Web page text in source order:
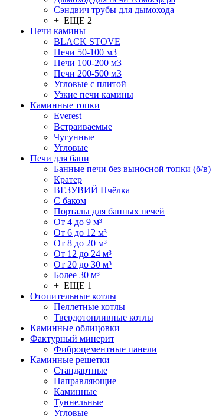
Сэндвич трубы для дымохода
+ ЕЩЕ 2
Печи камины
BLACK STOVE
Печи 50-100 м3
Печи 100-200 м3
Печи 200-500 м3
Угловые с плитой
Узкие печи камины
Каминные топки
Everest
Встраиваемые
Чугунные
Угловые
Печи для бани
Банные печи без выносной топки (б/в)
Кратер
ВЕЗУВИЙ Пчёлка
С баком
Порталы для банных печей
От 4 до 9 м³
От 6 до 12 м³
От 8 до 20 м³
От 12 до 24 м³
От 20 до 30 м³
Более 30 м³
+ ЕЩЕ 1
Отопительные котлы
Пеллетные котлы
Твердотопливные котлы
Каминные облицовки
Фактурный минерит
Фиброцементные панели
Каминные решетки
Стандартные
Направляющие
Каминные
Туннельные
Угловые